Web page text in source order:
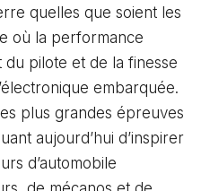
quelles que soient les
où la performance
pilote et de la finesse
embarquée.
plus grandes épreuves
aujourd’hui d’inspirer
d’automobile